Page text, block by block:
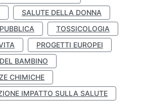
SALUTE DELLA DONNA
TOSSICOLOGIA
PROGETTI EUROPEI
BAMBINO
CHIMICHE
IMPATTO SULLA SALUTE